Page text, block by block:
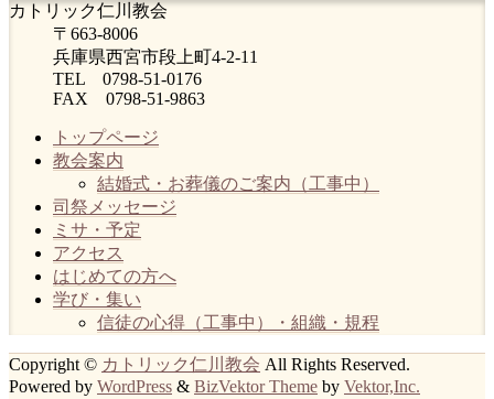
カトリック仁川教会
〒663-8006
兵庫県西宮市段上町4-2-11
TEL 0798-51-0176
FAX 0798-51-9863
トップページ
教会案内
結婚式・お葬儀のご案内（工事中）
司祭メッセージ
ミサ・予定
アクセス
はじめての方へ
学び・集い
信徒の心得（工事中）・組織・規程
Copyright © カトリック仁川教会 All Rights Reserved.
Powered by WordPress & BizVektor Theme by Vektor,Inc.